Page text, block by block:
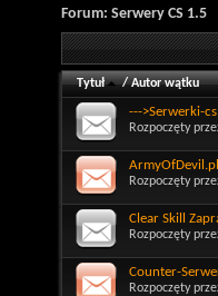
Forum: Serwery CS 1.5
Tytuł /Autor wątku
--->Serwerki-
Rozpoczęty
Rozpoczęty
Clear Skill
Rozpoczęty
Counter-
Rozpoczęty